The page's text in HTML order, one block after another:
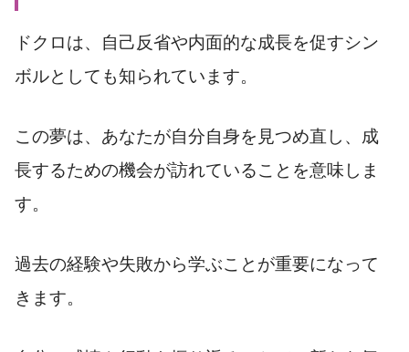
ドクロは、自己反省や内面的な成長を促すシン
ボルとしても知られています。
この夢は、あなたが自分自身を見つめ直し、成
長するための機会が訪れていることを意味しま
す。
過去の経験や失敗から学ぶことが重要になって
きます。